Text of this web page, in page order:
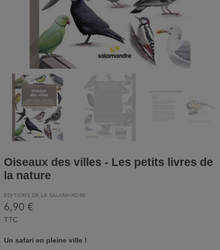
Oiseaux des villes - Les petits livres de
la nature
EDITIONS DE LA SALAMANDRE
6,90 €
TTC
Un safari en pleine ville !